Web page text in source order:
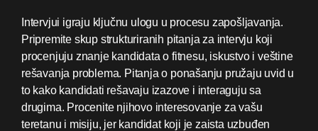
Intervjui igraju ključnu ulogu u procesu zapošljavanja.
Pripremite skup strukturiranih pitanja za intervju koji
procenjuju znanje kandidata o fitnesu, iskustvo i veštine
rešavanja problema. Pitanja o ponašanju pružaju uvid u
to kako kandidati rešavaju izazove i interaguju sa
drugima. Procenite njihovo interesovanje za vašu
teretanu i misiju, jer kandidat koji je zaista uzbuđen